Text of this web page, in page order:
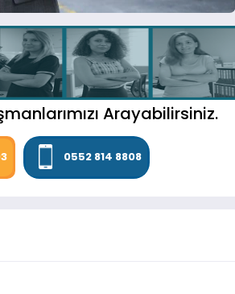
Arayabilirsiniz.
0552 814 8808